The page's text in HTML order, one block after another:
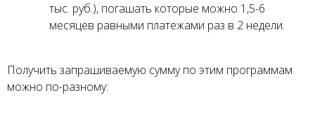
тыс. руб.), погашать которые можно 1,5-6
месяцев равными платежами раз в 2 недели.
Получить запрашиваемую сумму по этим программам
можно по-разному: